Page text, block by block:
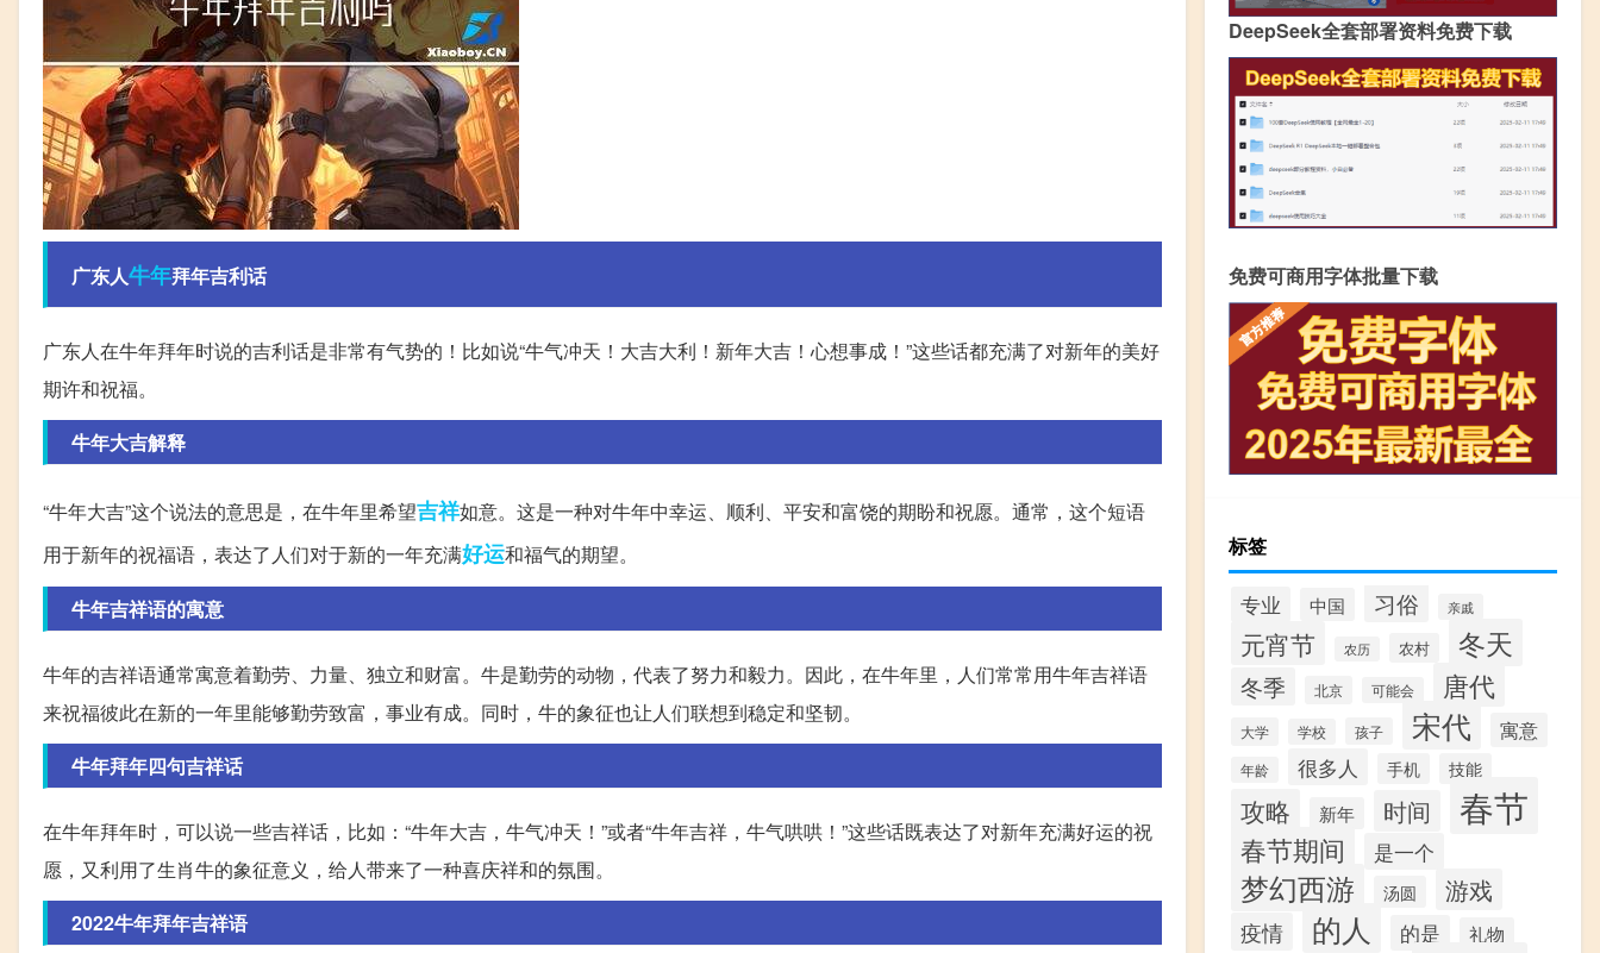
广东人牛年拜年吉利话
广东人在牛年拜年时说的吉利话是非常有气势的！比如说“牛气冲天！大吉大利！新年大吉！心想事成！”这些话都充满了对新年的美好
期许和祝福。
牛年大吉解释
“牛年大吉”这个说法的意思是，在牛年里希望吉祥如意。这是一种对牛年中幸运、顺利、平安和富饶的期盼和祝愿。通常，这个短语
用于新年的祝福语，表达了人们对于新的一年充满好运和福气的期望。
牛年吉祥语的寓意
牛年的吉祥语通常寓意着勤劳、力量、独立和财富。牛是勤劳的动物，代表了努力和毅力。因此，在牛年里，人们常常用牛年吉祥语
来祝福彼此在新的一年里能够勤劳致富，事业有成。同时，牛的象征也让人们联想到稳定和坚韧。
牛年拜年四句吉祥话
在牛年拜年时，可以说一些吉祥话，比如：“牛年大吉，牛气冲天！”或者“牛年吉祥，牛气哄哄！”这些话既表达了对新年充满好运的祝
愿，又利用了生肖牛的象征意义，给人带来了一种喜庆祥和的氛围。
2022牛年拜年吉祥语
DeepSeek全套部署资料免费下载
免费可商用字体批量下载
标签
专业 中国 习俗 亲戚
元宵节 农历 农村 冬天
冬季 北京 可能会 唐代
大学 学校 孩子 宋代 寓意
年龄 很多人 手机 技能
攻略 新年 时间 春节
春节期间 是一个
梦幻西游 汤圆 游戏
疫情 的人 的是
礼物